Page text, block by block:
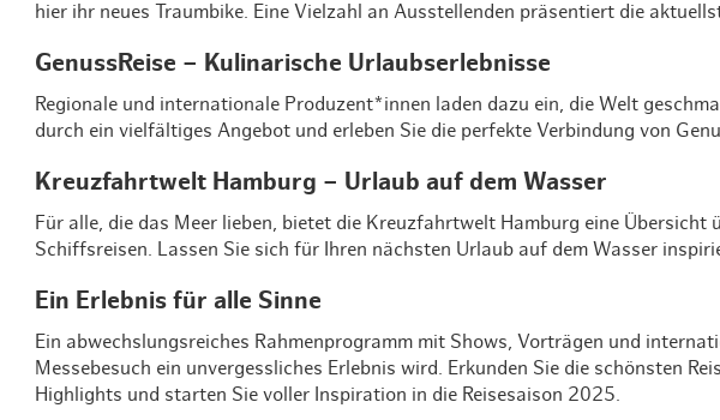
hier ihr neues Traumbike. Eine Vielzahl an Ausstellenden präsentiert die
GenussReise – Kulinarische Urlaubserlebnisse
Regionale und internationale Produzent*innen laden dazu ein, die Welt
durch ein vielfältiges Angebot und erleben Sie die perfekte Verbindung von
Kreuzfahrtwelt Hamburg – Urlaub auf dem Wasser
Für alle, die das Meer lieben, bietet die Kreuzfahrtwelt Hamburg eine
Schiffsreisen. Lassen Sie sich für Ihren nächsten Urlaub auf dem Wasser
Ein Erlebnis für alle Sinne
Ein abwechslungsreiches Rahmenprogramm mit Shows, Vorträgen und
Messebesuch ein unvergessliches Erlebnis wird. Erkunden Sie die schönsten
Highlights und starten Sie voller Inspiration in die Reisesaison 2025.